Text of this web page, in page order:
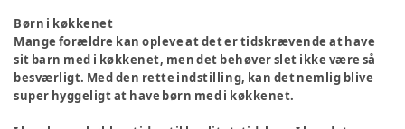
Børn i køkkenet
Mange forældre kan opleve at det er tidskrævende at have
sit barn med i køkkenet, men det behøver slet ikke være så
besværligt. Med den rette indstilling, kan det nemlig blive
super hyggeligt at have børn med i køkkenet.